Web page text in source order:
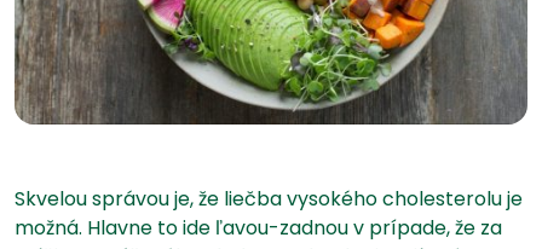
Skvelou správou je, že liečba vysokého cholesterolu je
možná. Hlavne to ide ľavou-zadnou v prípade, že za